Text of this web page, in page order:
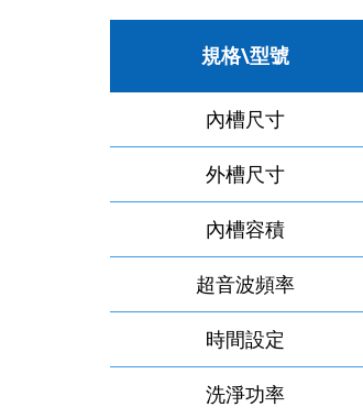
規格\型號
內槽尺寸
外槽尺寸
內槽容積
超音波頻率
時間設定
洗淨功率